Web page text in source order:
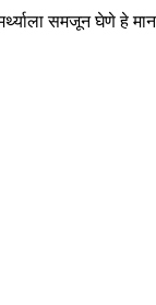
समजून घेणे हे